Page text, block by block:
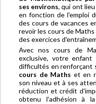
ses environs, qui ont
en fonction de l'emploi
des cours de vacances
revoir les cours de
des exercices
Avec nos cours de
exclusive, votre
difficultés en renforçant
cours de Maths et en
son niveau et à ses
réduction et crédit
obtenu l'adhésion à